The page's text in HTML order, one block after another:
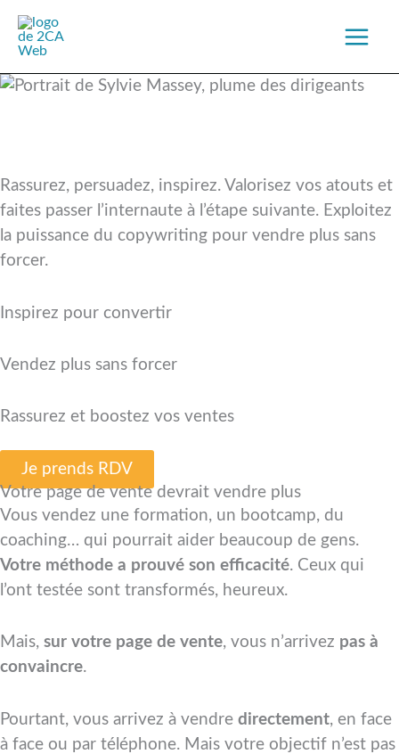
Rassurez, persuadez, inspirez. Valorisez vos atouts et
faites passer l’internaute à l’étape suivante. Exploitez
la puissance du copywriting pour vendre plus sans
forcer.
Inspirez pour convertir
Vendez plus sans forcer
Rassurez et boostez vos ventes
Je prends RDV
Votre page de vente devrait vendre plus
Vous vendez une formation, un bootcamp, du
coaching… qui pourrait aider beaucoup de gens.
Votre méthode a prouvé son efficacité. Ceux qui
l’ont testée sont transformés, heureux.
Mais, sur votre page de vente, vous n’arrivez pas à
convaincre.
Pourtant, vous arrivez à vendre directement, en face
à face ou par téléphone. Mais votre objectif n’est pas